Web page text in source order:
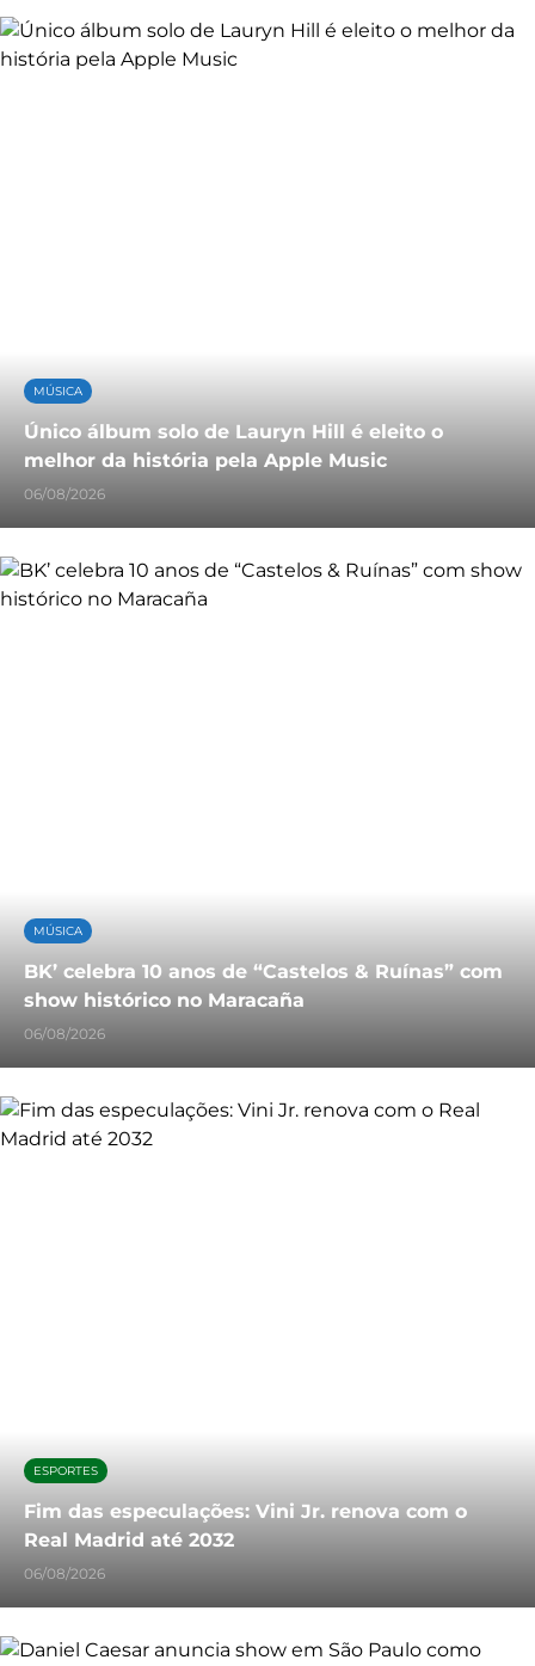
MÚSICA
Único álbum solo de Lauryn Hill é eleito o
melhor da história pela Apple Music
06/08/2026
MÚSICA
BK’ celebra 10 anos de “Castelos & Ruínas” com
show histórico no Maracaña
06/08/2026
ESPORTES
Fim das especulações: Vini Jr. renova com o
Real Madrid até 2032
06/08/2026